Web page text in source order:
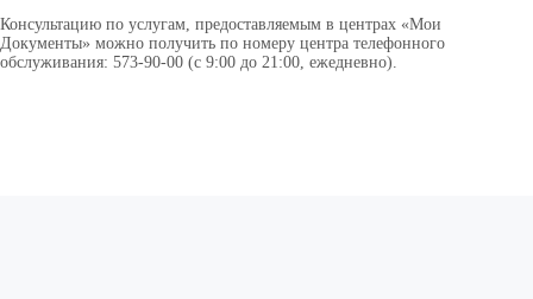
Консультацию по услугам, предоставляемым в центрах «Мои
Документы» можно получить по номеру центра телефонного
обслуживания: 573-90-00 (с 9:00 до 21:00, ежедневно).